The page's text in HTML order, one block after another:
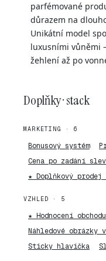
parfémované
důrazem na
Unikátní model
luxusními vůněmi
žehlení až po
Doplňky · stack
MARKETING · 6
Bonusový systém
Cena po zadání
★ Doplňkový prodej
VZHLED · 5
★ Hodnocení
Náhledové
Sticky hlavička